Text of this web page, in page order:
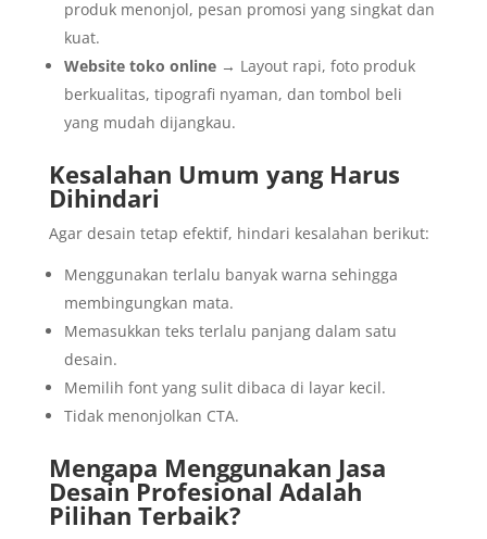
produk menonjol, pesan promosi yang singkat dan
kuat.
Website toko online→ Layout rapi, foto produk
berkualitas, tipografi nyaman, dan tombol beli
yang mudah dijangkau.
Kesalahan Umum yang Harus
Dihindari
Agar desain tetap efektif, hindari kesalahan berikut:
Menggunakan terlalu banyak warna sehingga
membingungkan mata.
Memasukkan teks terlalu panjang dalam satu
desain.
Memilih font yang sulit dibaca di layar kecil.
Tidak menonjolkan CTA.
Mengapa Menggunakan Jasa
Desain Profesional Adalah
Pilihan Terbaik?